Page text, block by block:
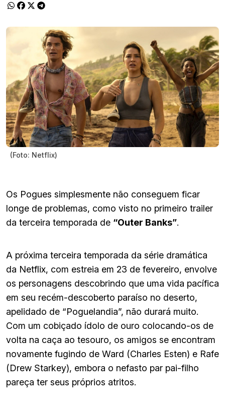
(Foto: Netflix)
Os Pogues simplesmente não conseguem ficar
longe de problemas, como visto no primeiro trailer
da terceira temporada de “Outer Banks”.
A próxima terceira temporada da série dramática
da Netflix, com estreia em 23 de fevereiro, envolve
os personagens descobrindo que uma vida pacífica
em seu recém-descoberto paraíso no deserto,
apelidado de “Poguelandia”, não durará muito.
Com um cobiçado ídolo de ouro colocando-os de
volta na caça ao tesouro, os amigos se encontram
novamente fugindo de Ward (Charles Esten) e Rafe
(Drew Starkey), embora o nefasto par pai-filho
pareça ter seus próprios atritos.